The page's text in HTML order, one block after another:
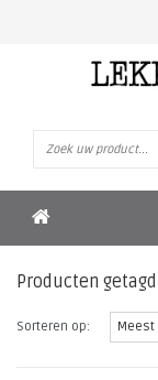
Producten
Sorteren op: